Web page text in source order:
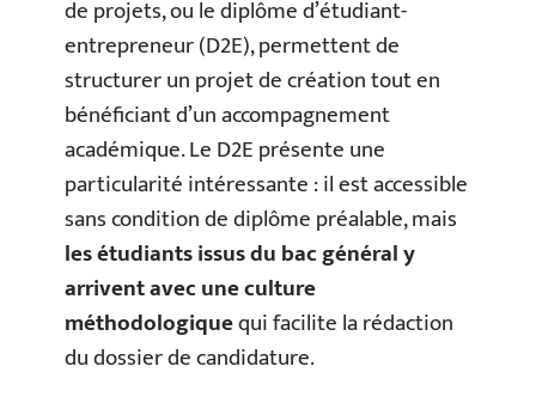
de projets, ou le diplôme d’étudiant-
entrepreneur (D2E), permettent de
structurer un projet de création tout en
bénéficiant d’un accompagnement
académique. Le D2E présente une
particularité intéressante : il est accessible
sans condition de diplôme préalable, mais
les étudiants issus du bac général y
arrivent avec une culture
méthodologiquequi facilite la rédaction
du dossier de candidature.